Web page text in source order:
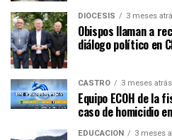
DIÓCESIS 3 meses
Obispos llaman a
diálogo político en
CASTRO 3 meses atrás
Equipo ECOH de la
caso de homicidio
EDUCACIÓN 3 meses